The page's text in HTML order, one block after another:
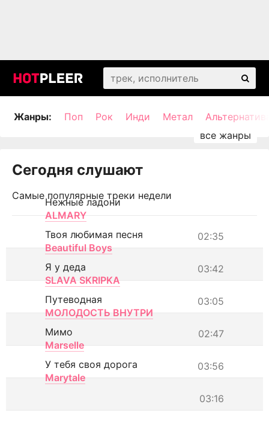
Жанры: Поп Рок Инди Метал
Сегодня слушают
Самые популярные треки недели
Нежные ладони
ALMARY
02:35
Твоя любимая песня
Beautiful Boys
03:42
Я у деда
SLAVA SKRIPKA
03:05
Путеводная
МОЛОДОСТЬ ВНУТРИ
02:47
Мимо
Marselle
03:56
У тебя своя дорога
Marytale
03:16